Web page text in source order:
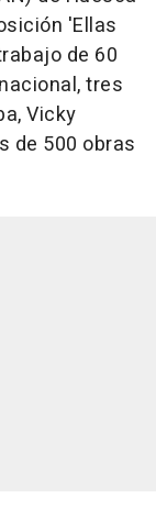
'Ellas
de 60
tres
Vicky
de 500 obras